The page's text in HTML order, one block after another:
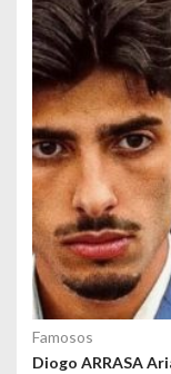
s
Famosos
Diogo ARRASA